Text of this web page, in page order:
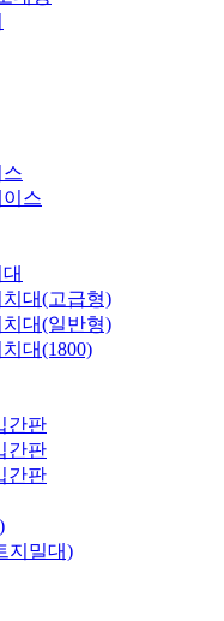
스
대(고급형)
대(일반형)
대(1800)
간판
간판
간판
지밀대)